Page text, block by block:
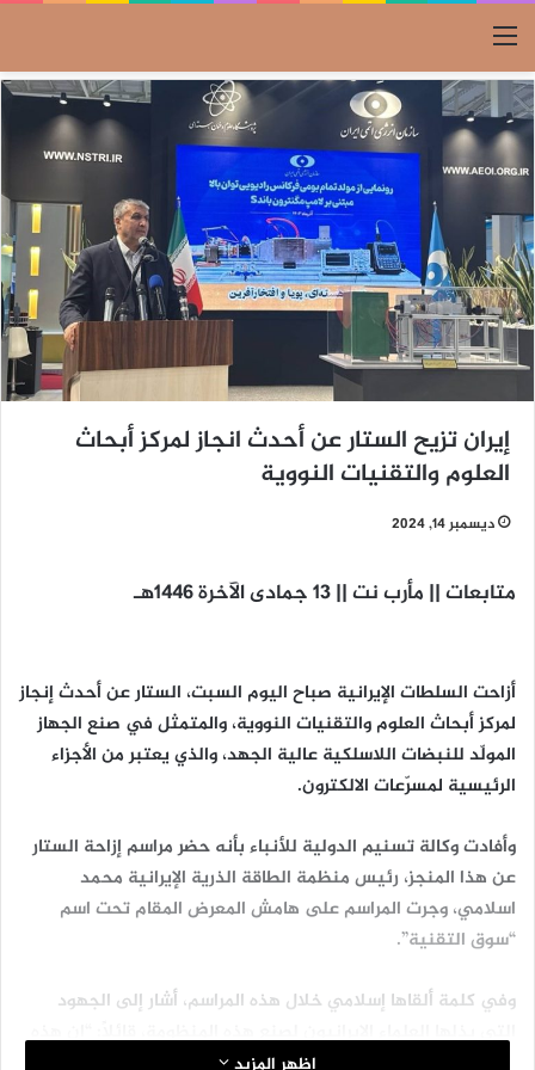
القائمة
إيران تزيح الستار عن أحدث انجاز لمركز أبحاث
العلوم والتقنيات النووية
ديسمبر 14, 2024
متابعات || مأرب نت || 13 جمادى الآخرة 1446هـ
أزاحت السلطات الإيرانية صباح اليوم السبت، الستار عن أحدث إنجاز
لمركز أبحاث العلوم والتقنيات النووية، والمتمثل في صنع الجهاز
المولّد للنبضات اللاسلكية عالية الجهد، والذي يعتبر من الأجزاء
الرئيسية لمسرّعات الالكترون.
وأفادت وكالة تسنيم الدولية للأنباء بأنه حضر مراسم إزاحة الستار
عن هذا المنجز، رئيس منظمة الطاقة الذرية الإيرانية محمد
اسلامي، وجرت المراسم على هامش المعرض المقام تحت اسم
“سوق التقنية”.
وفي كلمة ألقاها إسلامي خلال هذه المراسم، أشار إلى الجهود
التي بذلها العلماء الإيرانيون لصنع هذه المنظومة، قائلاً: “إن هذه
المنظومة هي من الأجزاء الرئيسية لمُسرّعات الإلكترون ونحن
اظهر المزيد